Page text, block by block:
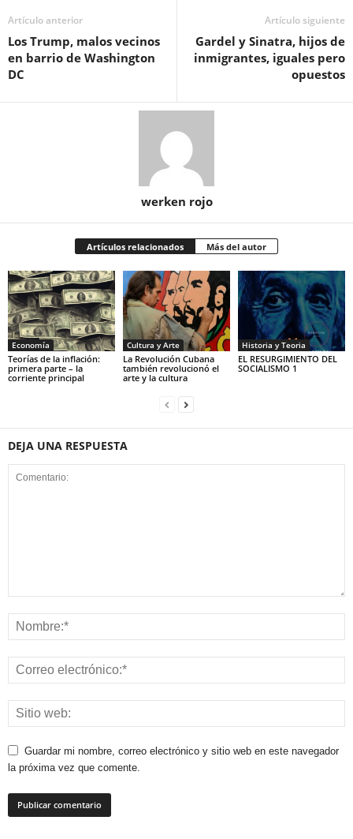
Artículo anterior
Los Trump, malos vecinos
en barrio de Washington
DC
Artículo siguiente
Gardel y Sinatra, hijos de
inmigrantes, iguales pero
opuestos
werken rojo
Artículos relacionados Más del autor
Economía
Teorías de la inflación:
primera parte – la
corriente principal
Cultura y Arte
La Revolución Cubana
también revolucionó el
arte y la cultura
Historia y Teoria
EL RESURGIMIENTO DEL
SOCIALISMO 1
DEJA UNA RESPUESTA
Guardar mi nombre, correo electrónico y sitio web en este navegador
la próxima vez que comente.